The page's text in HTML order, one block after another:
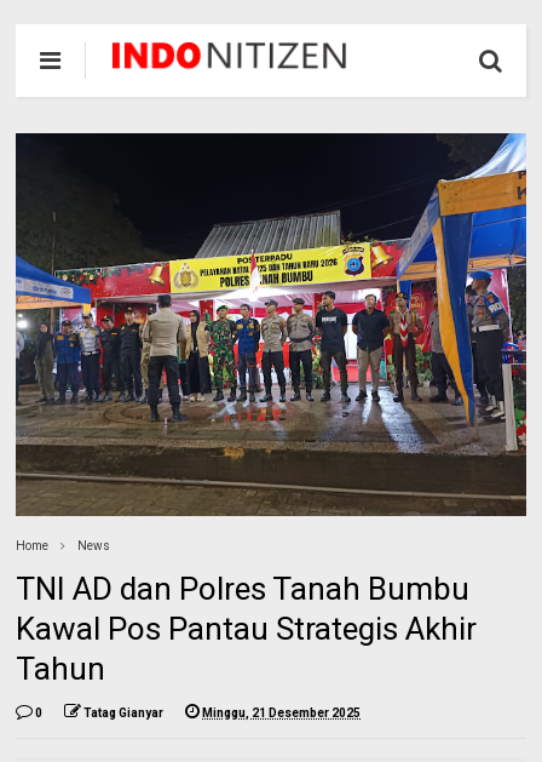
Home News
TNI AD dan Polres Tanah Bumbu
Kawal Pos Pantau Strategis Akhir
Tahun
0 Tatag Gianyar Minggu, 21 Desember 2025